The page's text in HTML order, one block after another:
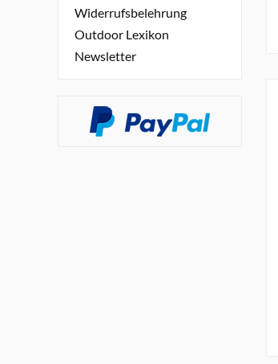
Widerrufsbelehrung
Outdoor Lexikon
Newsletter